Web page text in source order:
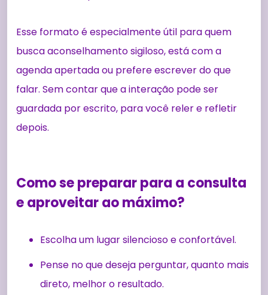
Esse formato é especialmente útil para quem
busca aconselhamento sigiloso, está com a
agenda apertada ou prefere escrever do que
falar. Sem contar que a interação pode ser
guardada por escrito, para você reler e refletir
depois.
Como se preparar para a consulta
e aproveitar ao máximo?
Escolha um lugar silencioso e confortável.
Pense no que deseja perguntar, quanto mais
direto, melhor o resultado.